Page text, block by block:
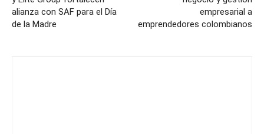
alianza con SAF para el Día
de la Madre
empresarial a
emprendedores colombianos